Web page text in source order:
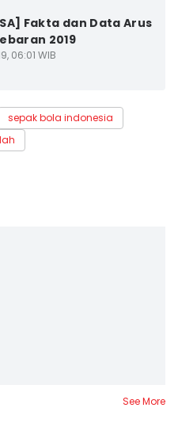
Fakta dan Data Arus
2019
06:01 WIB
sepak bola indonesia
See More